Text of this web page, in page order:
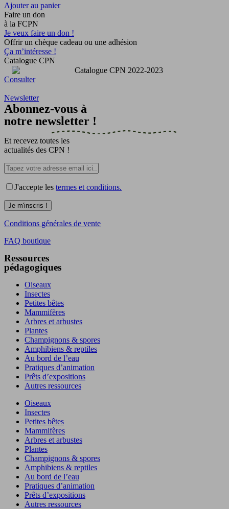
était :
18,00 €.
est :
Ajouter au panier
Faire un don
à la FCPN
Je veux faire un don !
Offrir un chèque cadeau ou une adhésion
Ça m’intéresse !
Catalogue CPN
Consulter
Newsletter
Abonnez-vous à
notre newsletter !
Et recevez toutes les
actualités des CPN !
J'accepte les termes et conditions.
Conditions générales de vente
FAQ boutique
Ressources
pédagogiques
Oiseaux
Insectes
Petites bêtes
Mammifères
Arbres et arbustes
Plantes
Champignons & spores
Amphibiens & reptiles
Au bord de l’eau
Pratiques d’animation
Prêts d’expositions
Autres ressources
Oiseaux
Insectes
Petites bêtes
Mammifères
Arbres et arbustes
Plantes
Champignons & spores
Amphibiens & reptiles
Au bord de l’eau
Pratiques d’animation
Prêts d’expositions
Autres ressources